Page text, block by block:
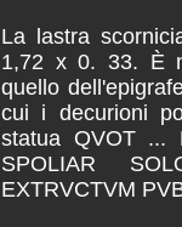
La lastra
1,72 x 0. 33. È
quello
cui i decurioni
statua QVOT ...
SPOLIAR
EXTRVCTVM